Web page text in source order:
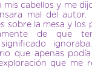
mis cabellos y me
mal del autor.
sobre la mesa y los
de que
que apenas
que me